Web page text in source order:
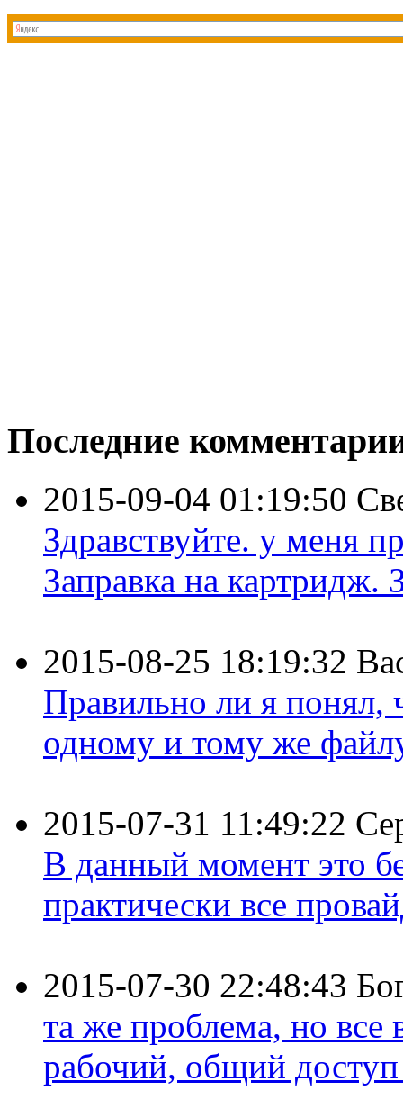
Последние
2015-09-04 01:19:50
Здравствуйте. у меня
Заправка на картридж.
2015-08-25 18:19:32
Правильно ли я понял,
одному и тому же
2015-07-31 11:49:22
В данный момент это
практически все
2015-07-30 22:48:43
та же проблема, но все
рабочий, общий доступ